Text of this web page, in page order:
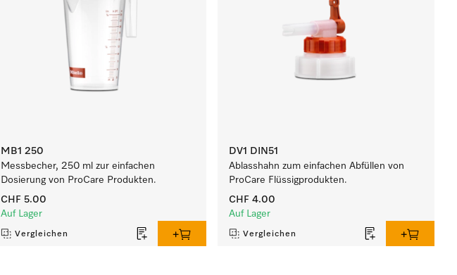
MB1 250
Messbecher, 250 ml zur einfachen
Dosierung von ProCare Produkten.
CHF 5.00
Auf Lager
Vergleichen
DV1 DIN51
Ablasshahn zum einfachen Abfüllen von
ProCare Flüssigprodukten.
CHF 4.00
Auf Lager
Vergleichen